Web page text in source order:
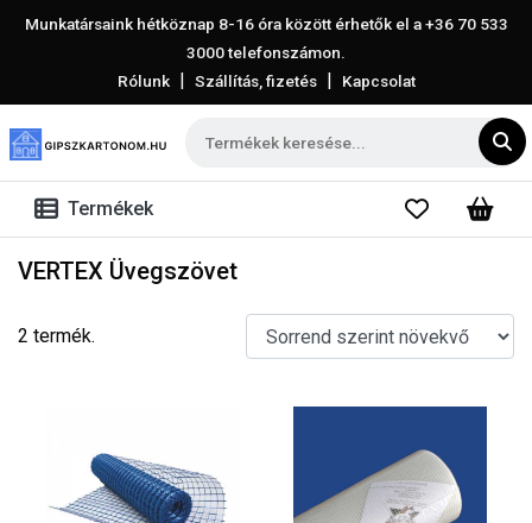
Munkatársaink hétköznap 8-16 óra között érhetők el a+36 70 533
3000telefonszámon.
Rólunk | Szállítás, fizetés | Kapcsolat
Termékek
VERTEX Üvegszövet
2 termék.